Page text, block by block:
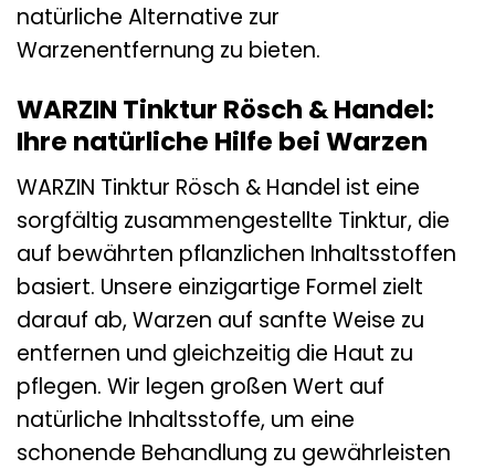
natürliche Alternative zur
Warzenentfernung zu bieten.
WARZIN Tinktur Rösch & Handel:
Ihre natürliche Hilfe bei Warzen
WARZIN Tinktur Rösch & Handel ist eine
sorgfältig zusammengestellte Tinktur, die
auf bewährten pflanzlichen Inhaltsstoffen
basiert. Unsere einzigartige Formel zielt
darauf ab, Warzen auf sanfte Weise zu
entfernen und gleichzeitig die Haut zu
pflegen. Wir legen großen Wert auf
natürliche Inhaltsstoffe, um eine
schonende Behandlung zu gewährleisten